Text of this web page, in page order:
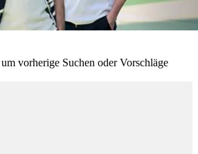
vorherige Suchen oder Vorschläge